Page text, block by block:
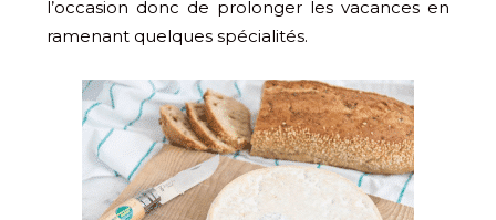
l’occasion donc de prolonger les vacances en
ramenant quelques spécialités.